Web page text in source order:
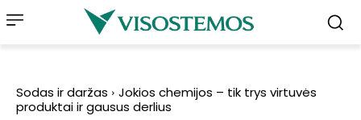
Sodas ir daržas
Jokios chemijos – tik trys virtuvės
produktai ir gausus derlius